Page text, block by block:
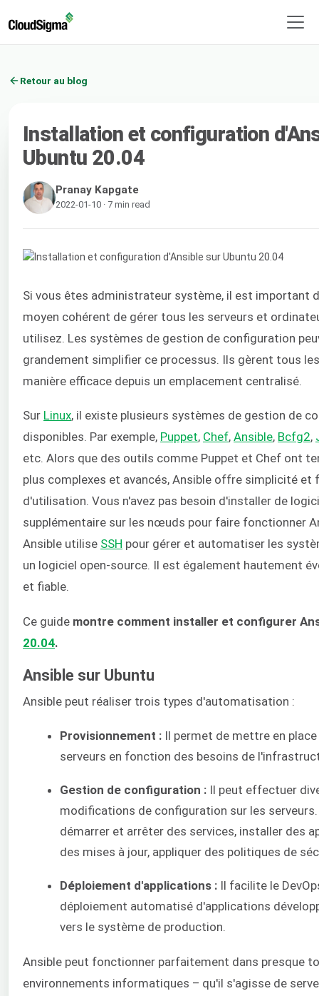
Retour au blog
Installation et configuration
Ubuntu 20.04
Pranay Kapgate
2022-01-10 · 7 min read
Si vous êtes administrateur système, il est important
moyen cohérent de gérer tous les serveurs et
utilisez. Les systèmes de gestion de configuration
grandement simplifier ce processus. Ils gèrent tous
manière efficace depuis un emplacement centralisé.
Sur Linux, il existe plusieurs systèmes de gestion de
disponibles. Par exemple, Puppet, Chef, Ansible, Bcfg2,
etc. Alors que des outils comme Puppet et Chef ont
plus complexes et avancés, Ansible offre simplicité et
d'utilisation. Vous n'avez pas besoin d'installer de
supplémentaire sur les nœuds pour faire fonctionner
Ansible utilise SSH pour gérer et automatiser les
un logiciel open-source. Il est également hautement
et fiable.
Ce guide montre comment installer et configurer
20.04.
Ansible sur Ubuntu
Ansible peut réaliser trois types d'automatisation :
Provisionnement : Il permet de mettre en
serveurs en fonction des besoins de
Gestion de configuration : Il peut effectuer
modifications de configuration sur les serveurs.
démarrer et arrêter des services, installer des
des mises à jour, appliquer des politiques de
Déploiement d'applications : Il facilite le
déploiement automatisé d'applications
vers le système de production.
Ansible peut fonctionner parfaitement dans presque
environnements informatiques – qu'il s'agisse de